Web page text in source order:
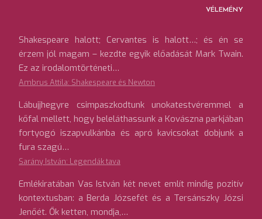
VÉLEMÉNY
Shakespeare halott; Cervantes is halott…; és én se
érzem jól magam – kezdte egyik előadását Mark Twain.
Ez az irodalomtörténeti…
Ambrus Attila: Shakespeare és Newton
Lábujjhegyre csimpaszkodtunk unokatestvéremmel a
kőfal mellett, hogy beleláthassunk a Kovászna parkjában
fortyogó iszapvulkánba és apró kavicsokat dobjunk a
fura szagú…
Sarány István: Legendák tava
Emlékiratában Vas István két nevet említ mindig pozitív
kontextusban: a Berda Józsefét és a Tersánszky Józsi
Jenőét. Ők ketten, mondja,…